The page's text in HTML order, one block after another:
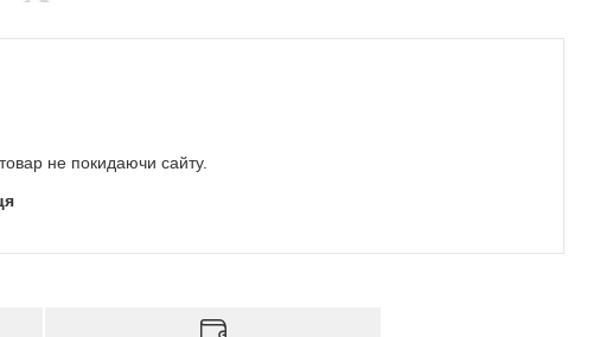
не покидаючи сайту.